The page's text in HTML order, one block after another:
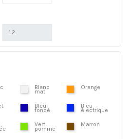
Blanc
mat
Orange
Bleu
foncé
Bleu
électrique
Vert
pomme
Marron